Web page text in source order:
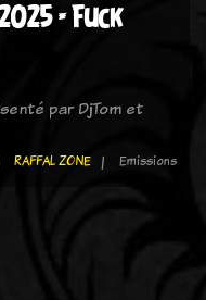
- Fuck
par DjTom et
RAFFAL ZONE Emissions